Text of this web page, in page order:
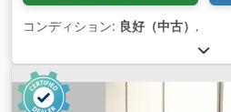
コンディション: 良好（中古） ,